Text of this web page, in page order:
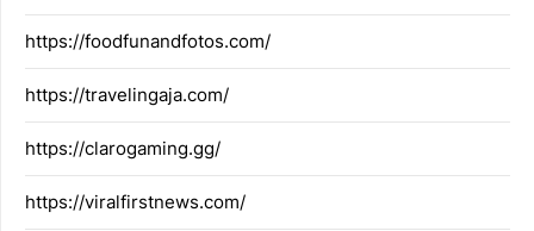
https://foodfunandfotos.com/
https://travelingaja.com/
https://clarogaming.gg/
https://viralfirstnews.com/